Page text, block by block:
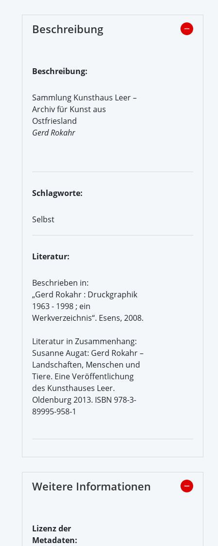
Beschreibung
Beschreibung:
Sammlung Kunsthaus Leer –
Archiv für Kunst aus
Ostfriesland
Gerd Rokahr
Schlagworte:
Selbst
Literatur:
Beschrieben in:
„Gerd Rokahr : Druckgraphik
1963 - 1998 ; ein
Werkverzeichnis“. Esens, 2008.
Literatur in Zusammenhang:
Susanne Augat: Gerd Rokahr –
Landschaften, Menschen und
Tiere. Eine Veröffentlichung
des Kunsthauses Leer.
Oldenburg 2013. ISBN 978-3-
89995-958-1
Weitere Informationen
Lizenz der
Metadaten: